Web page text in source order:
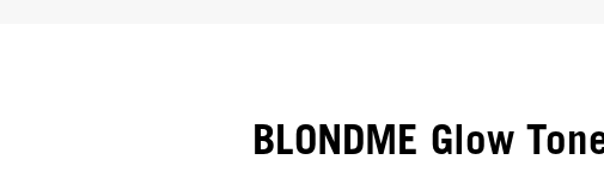
BLONDME Glow